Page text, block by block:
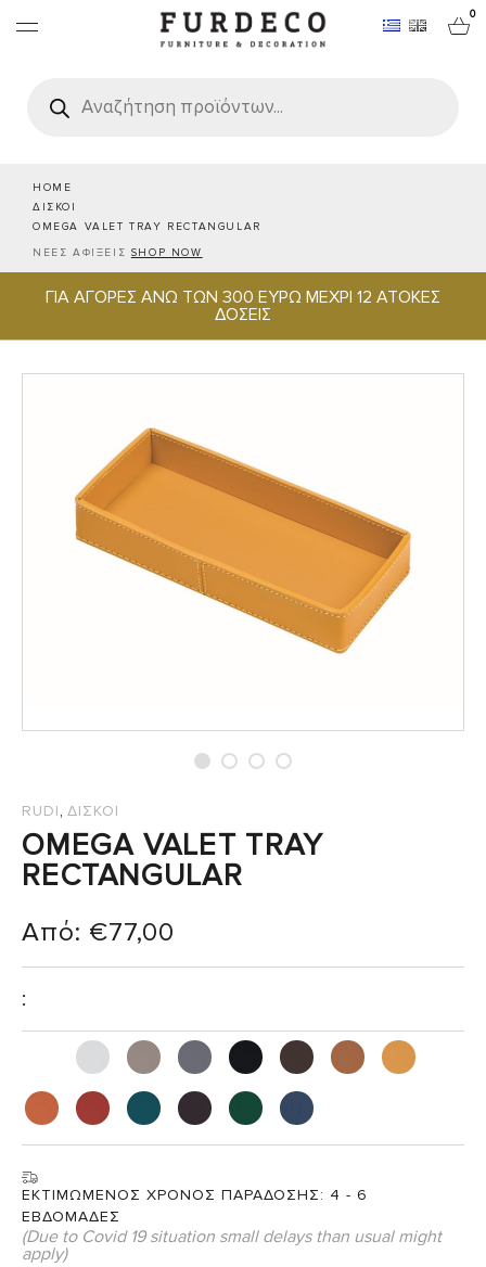
0
search
HOME
ΔΙΣΚΟΙ
OMEGA VALET TRAY RECTANGULAR
ΝΕΕΣ ΑΦΙΞΕΙΣ SHOP NOW
ΓΙΑ ΑΓΟΡΕΣ ΑΝΩ ΤΩΝ 300 ΕΥΡΩ ΜΕΧΡΙ 12 ΑΤΟΚΕΣ
ΔΟΣΕΙΣ
ΕΠΙΠΛΑ
ΧΑΛΙΑ
ΕΙΔΗ ΣΕΡΒΙΡΙΣΜΑΤΟΣ & ΦΙΛΟΞΕΝΙΑΣ
RUDI, ΔΙΣΚΟΙ
OMEGA VALET TRAY
RECTANGULAR
Από: €77,00
:
ΕΚΤΙΜΩΜΕΝΟΣ ΧΡΟΝΟΣ ΠΑΡΑΔΟΣΗΣ: 4 - 6
ΕΒΔΟΜΑΔΕΣ
(Due to Covid 19 situation small delays than usual might
apply)